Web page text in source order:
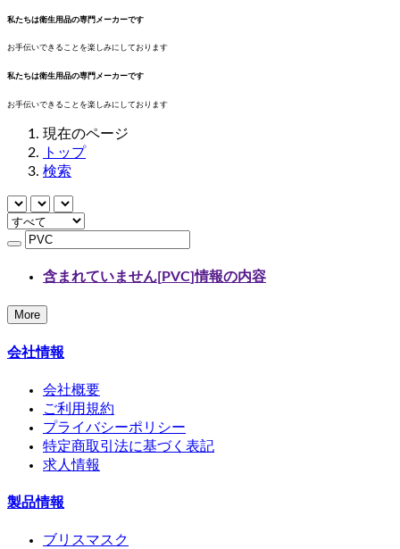
私たちは衛生用品の専門メーカーです
お手伝いできることを楽しみにしております
私たちは衛生用品の専門メーカーです
お手伝いできることを楽しみにしております
現在のページ
トップ
検索
含まれていません[PVC]情報の内容
More
会社情報
会社概要
ご利用規約
プライバシーポリシー
特定商取引法に基づく表記
求人情報
製品情報
ブリスマスク